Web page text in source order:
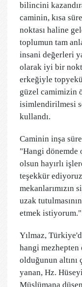
bilincini
caminin, kısa
noktası haline
toplumun tam
insani değerleri
olarak iyi bir
erkeğiyle
güzel camimizin
isimlendirilmesi
kullandı.
Caminin inşa
"Hangi dönemde
olsun hayırlı
teşekkür
mekanlarımızın
uzak
etmek
Yılmaz,
hangi mezhepten
olduğunun altını
yanan, Hz.
Müslümana